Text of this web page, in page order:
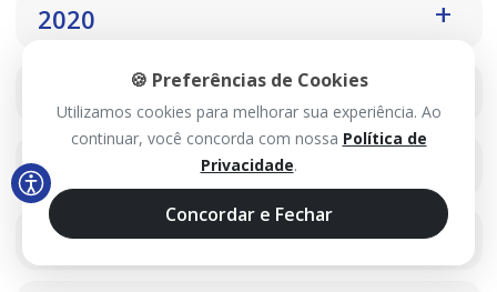
2020
2018
2017
🍪 Preferências de Cookies
Utilizamos cookies para melhorar sua experiência. Ao
continuar, você concorda com nossa Política de
Privacidade.
Concordar e Fechar